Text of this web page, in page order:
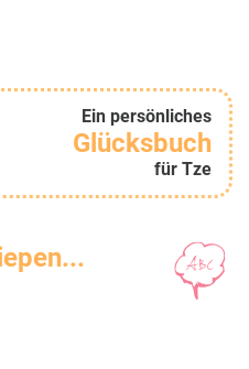
Ein persönliches
Glücksbuch
für Tze